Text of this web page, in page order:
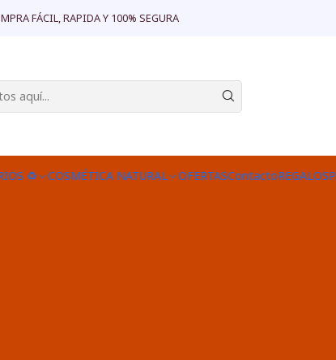
♻ COSMÉTICA NATURAL OFERTASContactoREGALOS
FÁCIL, RAPIDA Y 100% SEGURA